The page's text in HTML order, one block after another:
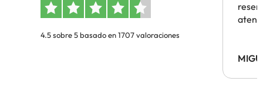
4.5 sobre 5 basado en 1707 valoraciones